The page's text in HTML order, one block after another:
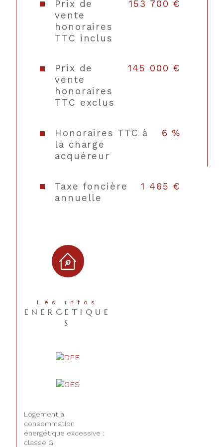
Format de
chauffage
Nombre de garage
Année de construction
Prix de
vente
honoraires
TTC inclus
153 700 €
Prix de
vente
honoraires
TTC exclus
145 000 €
Honoraires TTC à
la charge
acquéreur
6 %
Taxe foncière
annuelle
1 465 €
Les infos
ENERGETIQUE
S
Logement à
consommation
énergétique excessive :
classe G